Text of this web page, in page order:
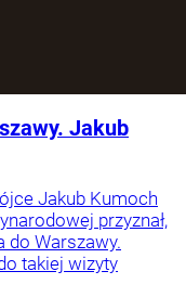
Jakub
Jakub Kumoch
przyznał,
do Warszawy.
takiej wizyty